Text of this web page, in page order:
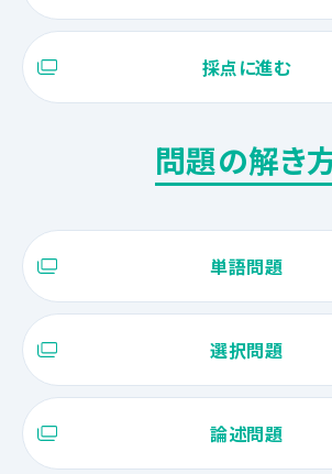
採点に進む
問題の解き
単語問題
選択問題
論述問題